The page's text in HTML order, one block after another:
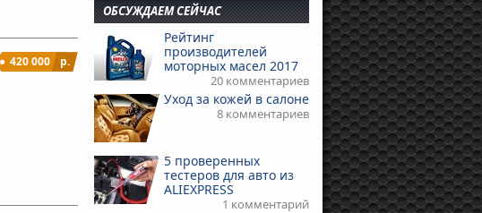
420 000 р.
ОБСУЖДАЕМ СЕЙЧАС
Рейтинг
производителей
моторных масел 2017
20 комментариев
Уход за кожей в салоне
8 комментариев
5 проверенных
тестеров для авто из
ALIEXPRESS
1 комментарий